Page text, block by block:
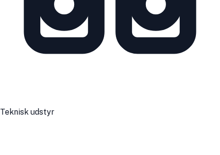
Teknisk udstyr